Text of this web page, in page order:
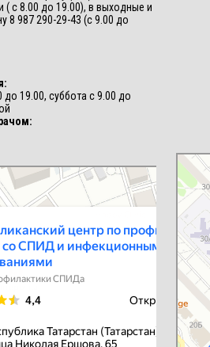
( с 8.00 до 19.00), в выходные и
8 987 290-29-43 (с 9.00 до
19.00, суббота с 9.00 до
и борьбе со СПИД и
СПИД-
Центр